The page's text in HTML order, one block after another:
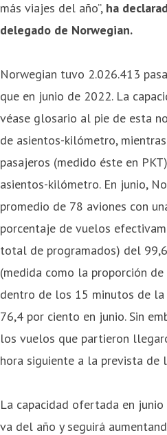
más viajes del año”, ha
delegado de Norwegian.
Norwegian tuvo 2.026.413
que en junio de 2022. La
véase glosario al pie de esta
de asientos-kilómetro,
pasajeros (medido éste en
asientos-kilómetro. En junio,
promedio de 78 aviones con
porcentaje de vuelos
total de programados) del
(medida como la proporción
dentro de los 15 minutos de
76,4 por ciento en junio. Sin
los vuelos que partieron
hora siguiente a la prevista de
La capacidad ofertada en
va del año y seguirá